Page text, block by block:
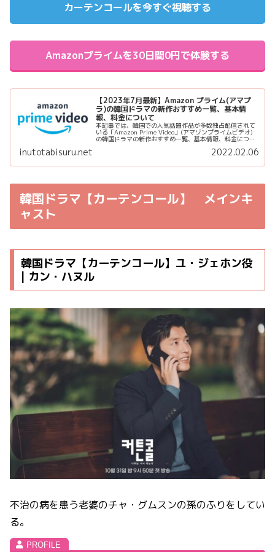
カーテンコールを今すぐ視聴する
Amazonプライムを30日間0円で体験する
【2023年7月最新】Amazon プライム(アマプ
ラ)の韓国ドラマの新作おすすめ一覧、基本情
報、料金について
本記事では、韓国での人気話題作品が多数独占配信されて
いる「Amazon Prime Video」(アマゾンプライムビデオ)
の韓国ドラマの新作おすすめ一覧、基本情報、料金につい
inutotabisuru.net 2022.02.06
韓国ドラマ【カーテンコール】 メインキ
ャスト
韓国ドラマ【カーテンコール】ユ・ジェホン役
| カン・ハヌル
不治の病を患う老婆のチャ・グムスンの孫のふりをしてい
る。